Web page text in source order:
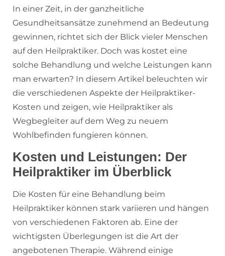
In einer Zeit, in der ganzheitliche
Gesundheitsansätze zunehmend an Bedeutung
gewinnen, richtet sich der Blick vieler Menschen
auf den Heilpraktiker. Doch was kostet eine
solche Behandlung und welche Leistungen kann
man erwarten? In diesem Artikel beleuchten wir
die verschiedenen Aspekte der Heilpraktiker-
Kosten und zeigen, wie Heilpraktiker als
Wegbegleiter auf dem Weg zu neuem
Wohlbefinden fungieren können.
Kosten und Leistungen: Der
Heilpraktiker im Überblick
Die Kosten für eine Behandlung beim
Heilpraktiker können stark variieren und hängen
von verschiedenen Faktoren ab. Eine der
wichtigsten Überlegungen ist die Art der
angebotenen Therapie. Während einige